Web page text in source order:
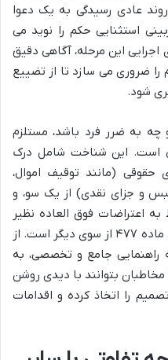
عادی رسیدگی به یک دعوا
استثنایی حکم را نوید می
این مرحله، آگاهی دقیق
را ضروری می سازد تا از تضییع
شود.
چه به ضرر فرد باشد، مستلزم
است. این شناخت شامل درک
(مانند توقیف اموال،
و جزای نقدی) از یک سو، و
اعتراضات فوق العاده نظیر
فرجام خواهی، اعاده دادرسی و اعمال ماده ۴۷۷ از سوی دیگر است. از
راهنمایی جامع و تخصصی، به
مخاطبان بتوانند با دیدی روشن
را اتخاذ کرده و اقدامات